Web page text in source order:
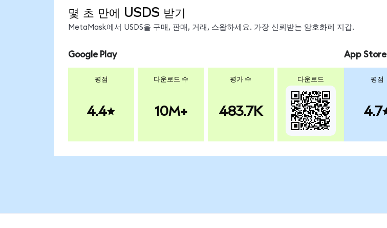
몇 초 만에 USDS 받기
MetaMask에서 USDS을 구매, 판매, 거래, 스왑하세요. 가장 신뢰받는 암호화폐 지갑.
Google Play
평점
4.4
다운로드 수
10M+
평가 수
483.7K
다운로드
App Store
평점
4.7